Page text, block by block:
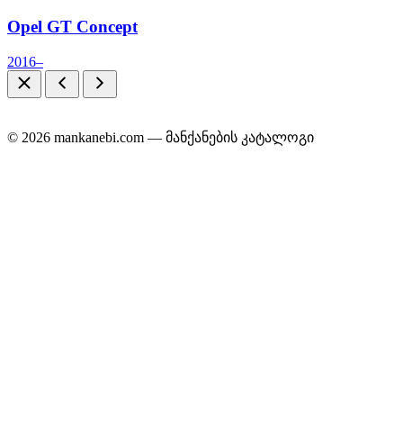
Opel GT Concept
2016–
© 2026 mankanebi.com — მანქანების კატალოგი